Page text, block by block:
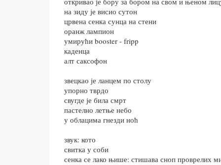
на зиду је висио сутон
црвена сенка сунца на стени
оранж лампион
умирући booster - fripp
каденца
алт саксофон
звецкао је ланцем по столу
упорно тврдо
свугде је била смрт
пастелно летње небо
у облацима гнезди ноћ
звук: кото
свитка у соби
сенка се лако њише: стишава сноп проврелих